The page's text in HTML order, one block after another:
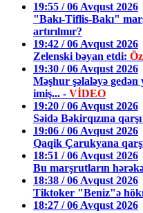
19:55 / 06 Avqust 2026
"Bakı-Tiflis-Bakı"
artırılmır?
19:42 / 06 Avqust 2026
Zelenski bəyan etdi:
19:30 / 06 Avqust 2026
Məşhur şəlaləyə
imiş... - VİDEO
19:20 / 06 Avqust 2026
Səidə Bəkirqızına
19:06 / 06 Avqust 2026
Qaqik Çarukyana
18:51 / 06 Avqust 2026
Bu marşrutların
18:38 / 06 Avqust 2026
Tiktoker "Beniz"ə
18:27 / 06 Avqust 2026